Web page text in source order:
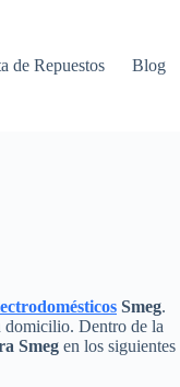
de Repuestos Blog
Smeg.
domicilio. Dentro de la
Smeg en los siguientes